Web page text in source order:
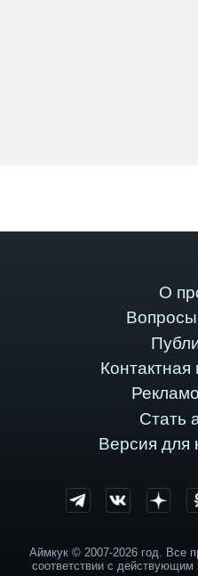
О
Стать
Версия для
Аймкук © 2007-2026 год. Все
соответствии с